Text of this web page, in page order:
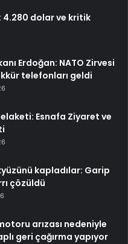
4.280 dolar ve kritik
Erdoğan: NATO Zirvesi
telefonları geldi
Esnafa Ziyaret ve
kapladılar: Garip
çözüldü
arızası nedeniyle
geri çağırma yapıyor